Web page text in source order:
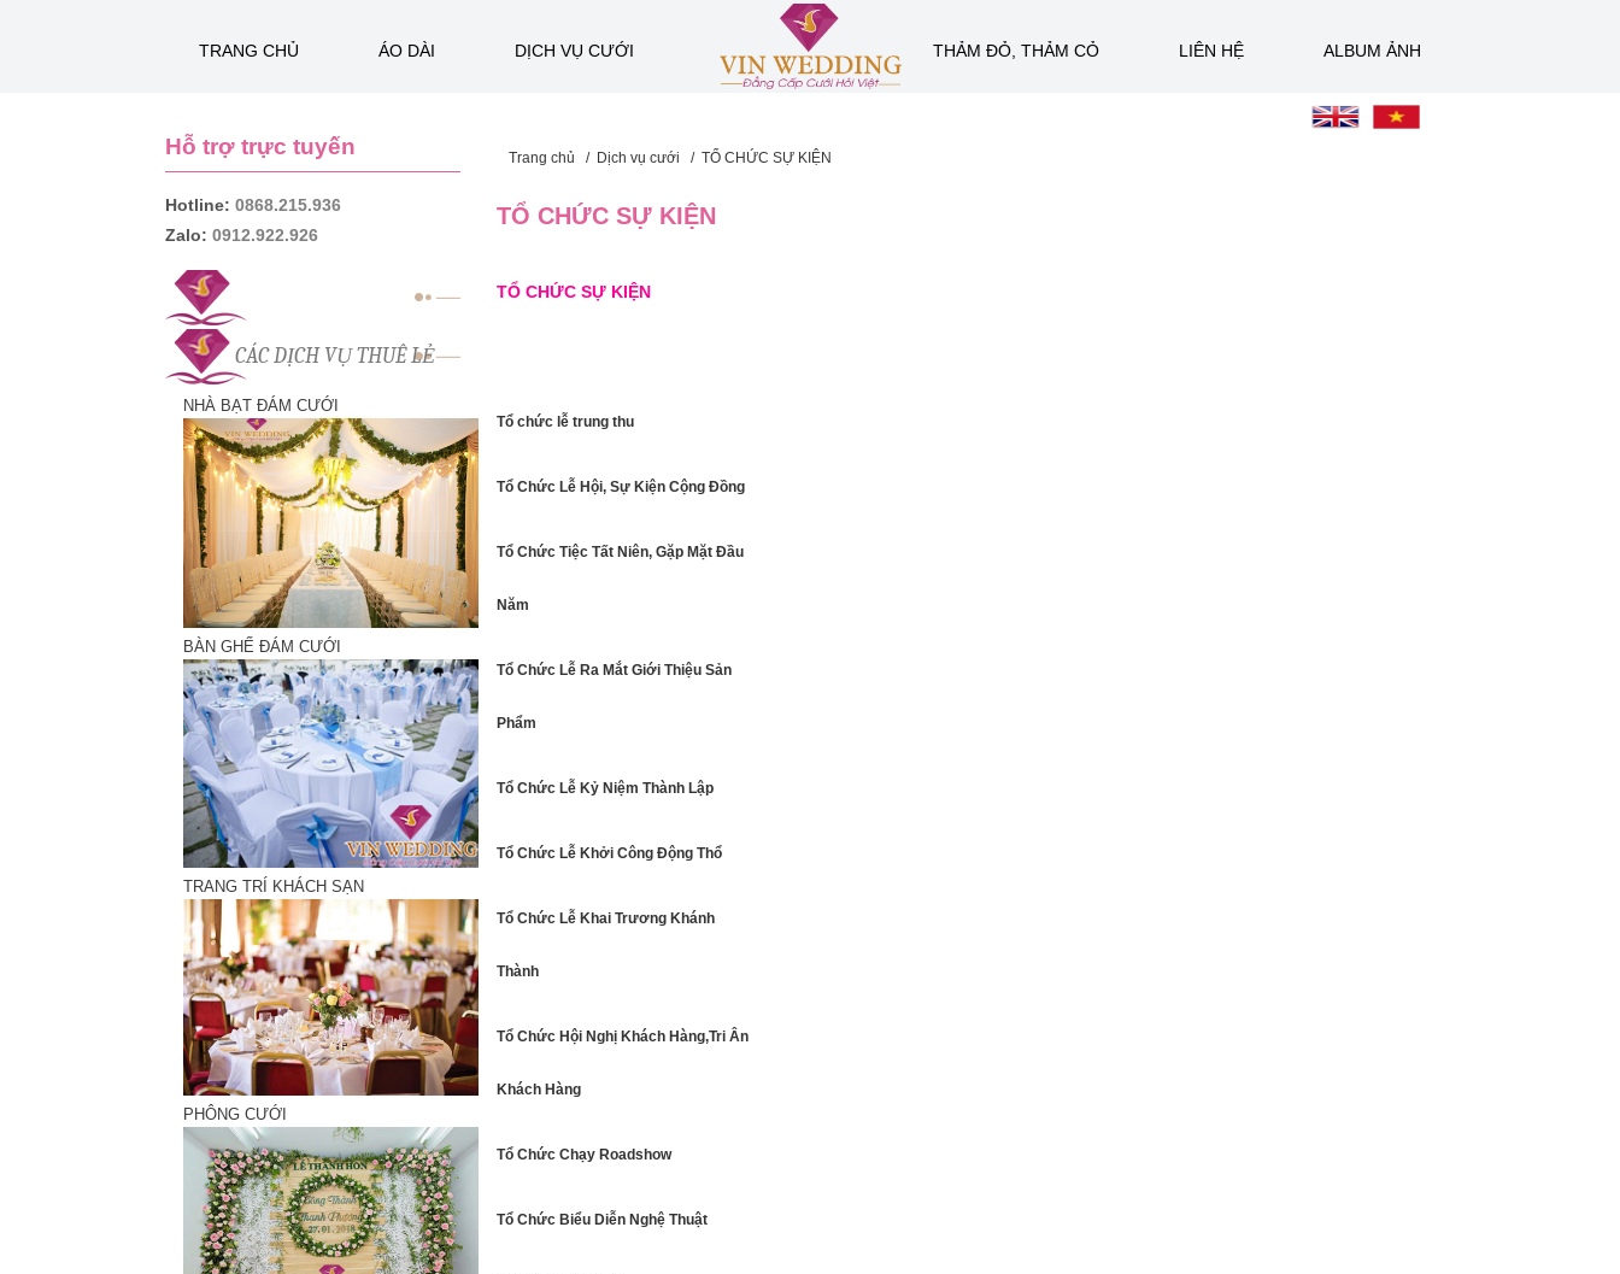
TRANG CHỦ ÁO DÀI DỊCH VỤ CƯỚI THẢM ĐỎ, THẢM CỎ LIÊN HỆ ALBUM ẢNH
Hỗ trợ trực tuyến
Hotline: 0868.215.936
Zalo: 0912.922.926
CÁC DỊCH VỤ THUÊ LẺ
NHÀ BẠT ĐÁM CƯỚI
BÀN GHẾ ĐÁM CƯỚI
TRANG TRÍ KHÁCH SẠN
PHÔNG CƯỚI
Trang chủ / Dịch vụ cưới / TỔ CHỨC SỰ KIỆN
TỔ CHỨC SỰ KIỆN
TỔ CHỨC SỰ KIỆN
Tổ chức lễ trung thu
Tổ Chức Lễ Hội, Sự Kiện Cộng Đồng
Tổ Chức Tiệc Tất Niên, Gặp Mặt Đầu
Năm
Tổ Chức Lễ Ra Mắt Giới Thiệu Sản
Phẩm
Tổ Chức Lễ Kỷ Niệm Thành Lập
Tổ Chức Lễ Khởi Công Động Thổ
Tổ Chức Lễ Khai Trương Khánh
Thành
Tổ Chức Hội Nghị Khách Hàng,Tri Ân
Khách Hàng
Tổ Chức Chạy Roadshow
Tổ Chức Biểu Diễn Nghệ Thuật